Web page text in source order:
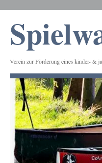
Verein zur Förderung eines kinder- &